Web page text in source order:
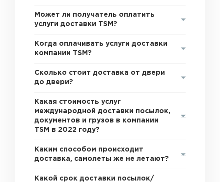
Может ли получатель оплатить
услуги доставки TSM?
Когда оплачивать услуги доставки
компании TSM?
Сколько стоит доставка от двери
до двери?
Какая стоимость услуг
международной доставки посылок,
документов и грузов в компании
TSM в 2022 году?
Каким способом происходит
доставка, самолеты же не летают?
Какой срок доставки посылок/